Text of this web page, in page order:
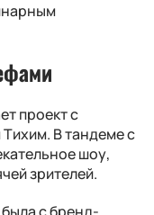
проект с
В тандеме с
шоу,
зрителей.